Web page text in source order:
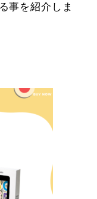
事を紹介しま